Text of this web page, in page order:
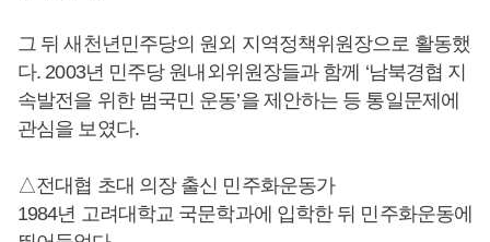
그 뒤 새천년민주당의 원외 지역정책위원장으로 활동했
다. 2003년 민주당 원내외위원장들과 함께 ‘남북경협 지
속발전을 위한 범국민 운동’을 제안하는 등 통일문제에
관심을 보였다.
△전대협 초대 의장 출신 민주화운동가
1984년 고려대학교 국문학과에 입학한 뒤 민주화운동에